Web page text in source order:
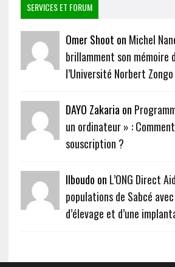
SERVICES ET FORUM
Omer Shoot on Michel
brillamment son mémoire
l’Université Norbert Zongo
DAYO Zakaria on
un ordinateur » :
souscription ?
Ilboudo on L’ONG Direct
populations de Sabcé
d’élevage et d’une